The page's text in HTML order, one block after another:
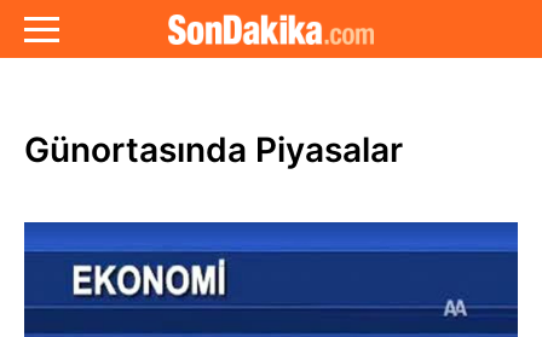
Günortasında Piyasalar